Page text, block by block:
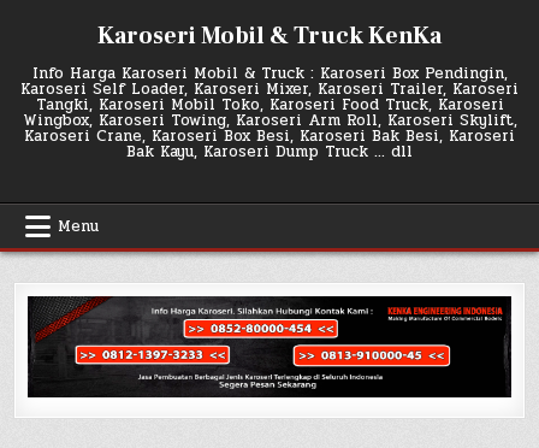
Karoseri Mobil & Truck KenKa
Info Harga Karoseri Mobil & Truck : Karoseri Box Pendingin,
Karoseri Self Loader, Karoseri Mixer, Karoseri Trailer, Karoseri
Tangki, Karoseri Mobil Toko, Karoseri Food Truck, Karoseri
Wingbox, Karoseri Towing, Karoseri Arm Roll, Karoseri Skylift,
Karoseri Crane, Karoseri Box Besi, Karoseri Bak Besi, Karoseri
Bak Kayu, Karoseri Dump Truck … dll
Menu